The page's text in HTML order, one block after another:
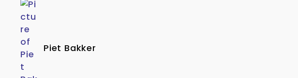
Piet Bakker